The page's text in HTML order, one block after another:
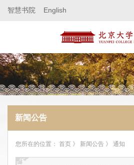
智慧书院 English
新闻公告
您所在的位置： 首页 》 新闻公告 》 通知